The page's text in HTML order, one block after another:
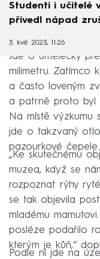
Studenti i učitelé
přivedl nápad
3. kvě 2023, 11:26
Jde o umělecký
milimetru. Zatímco
a často loveným
a patrně proto byl
Na místě výzkumu
jde o takzvaný
pazourkové čepele.
„Ke skutečnému
muzea, když se
rozpoznat rýhy
se tak objevila
mladému
posléze podařilo
kterým je kůň,“
Podle ní jde na